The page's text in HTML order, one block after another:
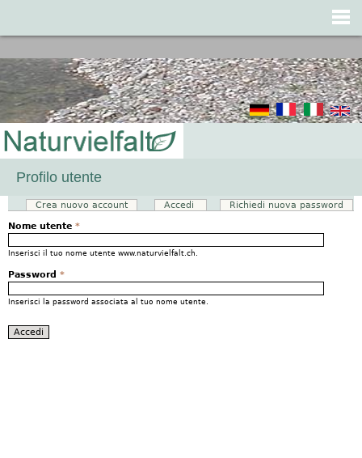
Profilo utente
Schede primarie
Crea nuovo account Accedi (scheda attiva)
Richiedi nuova password
Nome utente *
Inserisci il tuo nome utente www.naturvielfalt.ch.
Password *
Inserisci la password associata al tuo nome utente.